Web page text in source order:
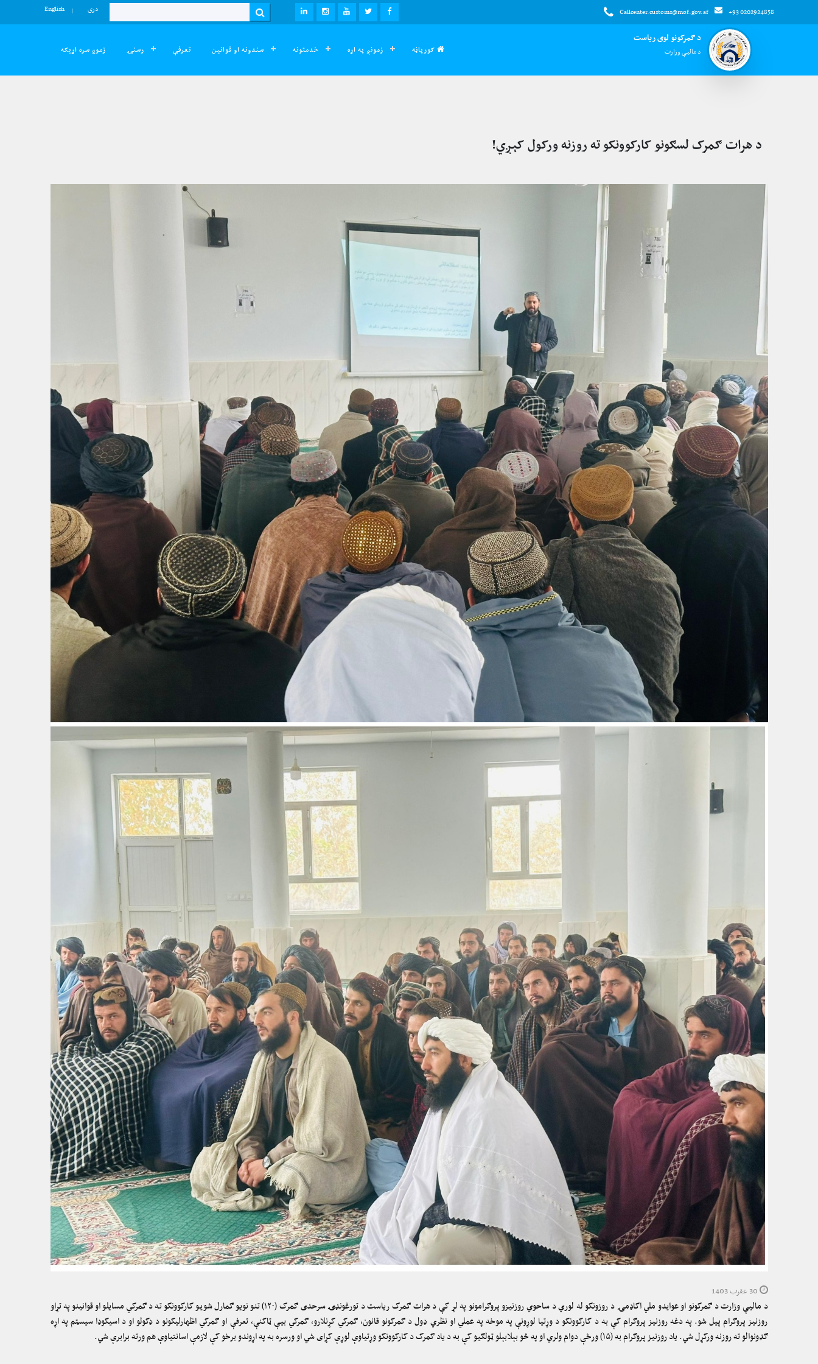
Callcenter.customs@mof.gov.af +93 0202924858
FACEBOOK
TWITTER
YOUTUBE
INSTAGRAM
LINKEDIN
Search
دری English
د ګمرکونو لوی ریاست
د مالیې وزارت کورپاڼه زمونږ په اړه خدمتونه سندونه او قوانین تعرفې رسنۍ زموږ سره اړیکه
د هرات ګمرک لسګونو کارکوونکو ته روزنه ورکول کېږي!
د مالیې وزارت د ګمرکونو او عوايدو ملي اکاډمۍ د روزونکو له لوري د ساحوي روزنیزو پروګرامونو په لړ کې د هرات ګمرک ریاست د تورغونډۍ سرحدی ګمرک (۱۲۰) تنو نویو ګمارل شويو کارکوونکو ته د ګمرکي مسایلو او قوانینو په تړاو
روزنیز پروګرام پیل شو. په دغه روزنیز پروګرام کې به د کارکوونکو د وړتیا لوړونې په موخه په عملي او نظري ډول د ګمرکونو قانون، ګمرکي کړنلارو، ګمرکي بیې ټاکنې، تعرفې او ګمرکي اظهارلیکونو د ډکولو او د اسیکوډا سیسټم په اړه
ګډونوالو ته روزنه ورکړل شي. یاد روزنیز پروګرام به (۱۵) ورځې دوام ولري او په څو بېلابېلو ټولګیو کې به د یاد ګمرک د کارکوونکو وړتیاوې لوړې کړای شي او ورسره به په اړوندو برخو کې لازمې اسانتیاوې هم ورته برابرې شي.